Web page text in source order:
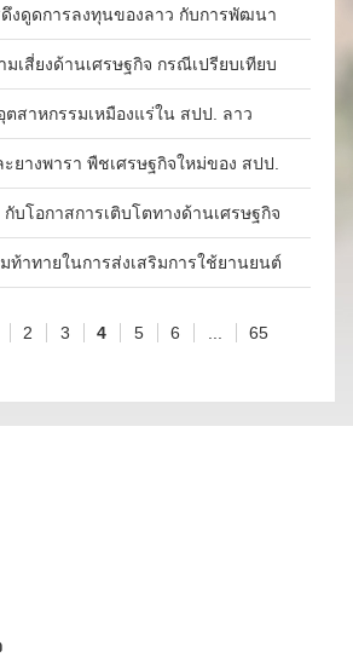
งดูดการลงทุนของลาว กับการพัฒนา
างต่อเนื่อง
เสี่ยงด้านเศรษฐกิจ กรณีเปรียบเทียบ
ะศรีลังกา
าหกรรมเหมืองแร่ใน สปป. ลาว
างพารา พืชเศรษฐกิจใหม่ของ สปป.
โอกาสการเติบโตทางด้านเศรษฐกิจ
าว
าทายในการส่งเสริมการใช้ยานยนต์
2 3 4 5 6
65